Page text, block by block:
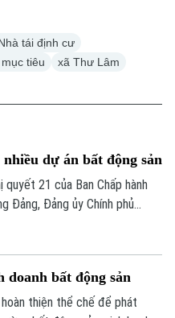
tái định cư
tiêu
xã Thư Lâm
dự án bất động sản
quyết 21 của Ban Chấp hành
Đảng, Đảng ủy Chính phủ
khả năng thực hiện. Nếu
qua, đây được kỳ vọng sẽ
bất động sản
thiện thể chế để phát